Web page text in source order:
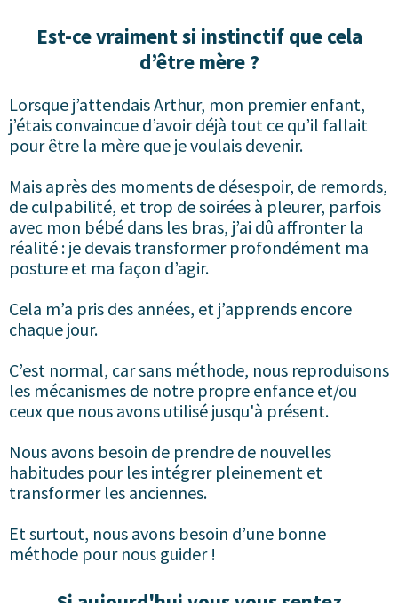
Est-ce vraiment si instinctif que cela
d’être mère ?
Lorsque j’attendais Arthur, mon premier enfant,
j’étais convaincue d’avoir déjà tout ce qu’il fallait
pour être la mère que je voulais devenir.
Mais après des moments de désespoir, de remords,
de culpabilité, et trop de soirées à pleurer, parfois
avec mon bébé dans les bras, j’ai dû affronter la
réalité : je devais transformer profondément ma
posture et ma façon d’agir.
Cela m’a pris des années, et j’apprends encore
chaque jour.
C’est normal, car sans méthode, nous reproduisons
les mécanismes de notre propre enfance et/ou
ceux que nous avons utilisé jusqu'à présent.
Nous avons besoin de prendre de nouvelles
habitudes pour les intégrer pleinement et
transformer les anciennes.
Et surtout, nous avons besoin d’une bonne
méthode pour nous guider !